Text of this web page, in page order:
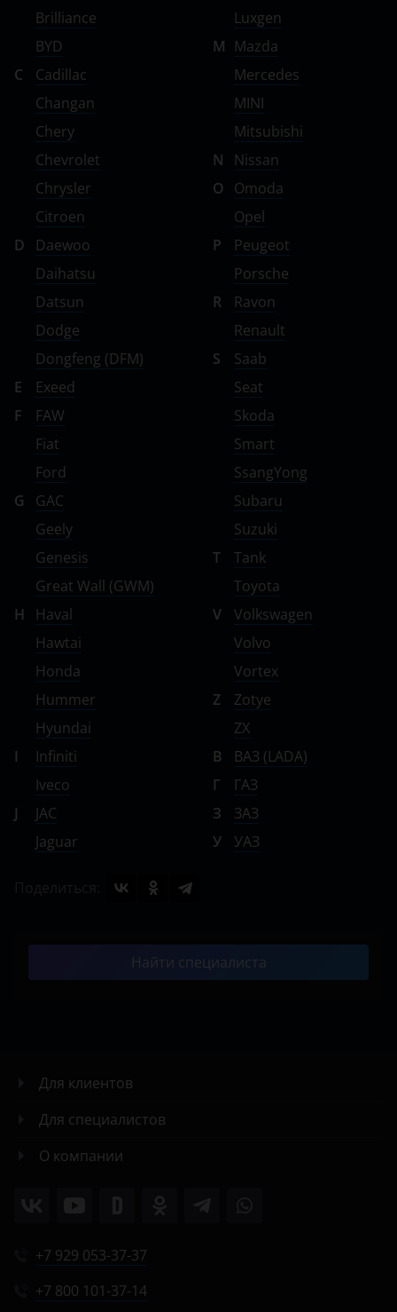
Brilliance
BYD
C
Cadillac
Changan
Chery
Chevrolet
Chrysler
Citroen
D
Daewoo
Daihatsu
Datsun
Dodge
Dongfeng (DFM)
E
Exeed
F
FAW
Fiat
Ford
G
GAC
Geely
Genesis
Great Wall (GWM)
H
Haval
Hawtai
Honda
Hummer
Hyundai
I
Infiniti
Iveco
J
JAC
Jaguar
Luxgen
M Mazda
Mercedes
MINI
Mitsubishi
N
Nissan
O
Omoda
Opel
P
Peugeot
Porsche
R
Ravon
Renault
S
Saab
Seat
Skoda
Smart
SsangYong
Subaru
Suzuki
T
Tank
Toyota
V
Volkswagen
Volvo
Vortex
Z
Zotye
ZX
В
ВАЗ (LADA)
Г
ГАЗ
З
ЗАЗ
У
УАЗ
Найти специалиста
Для клиентов
Для специалистов
О компании
+7 929 053-37-37
+7 800 101-37-14